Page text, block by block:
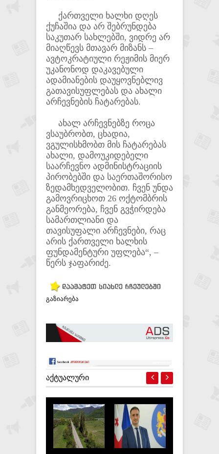
ქართველი ხალხი დღეს
ქუჩაშია და არ შებრუნდება
საკუთარ სახლებში, ვიდრე არ
მიაღწევს მთავარ მიზანს –
ავტოკრატიული რეჟიმის მიერ
უკანონოდ დაკავებული
ადამიანების დაუყოვნებლივ
გათავისუფლებას და ახალი
არჩევნების ჩატარებას.
ახალ არჩევნებზე როცა
ვსაუბრობთ, ცხადია,
ვგულისხმობთ მის ჩატარებას
ახალი, დამოუკიდებელი
საარჩევნო ადმინისტრაციის
პირობებში და საერთაშორისო
ზედამხედველობით. ჩვენ უნდა
გამოვრიცხოთ 26 ოქტომბრის
განმეორება, ჩვენ გვჭირდება
სამართლიანი და
თავისუფალი არჩევნები, რაც
არის ქართველი ხალხის
ფუნდამენტური უფლება“, –
წერს ჯაფარიძე.
გაზიარება
ᲐᲥᲢᲣᲐᲚᲣᲠᲘ